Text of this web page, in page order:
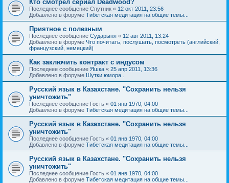
Кто смотрел сериал Deadwood?
Последнее сообщение Спутник « 12 окт 2011, 23:56
Добавлено в форуме Тибетская медитация на общие темы...
Приятное с полезным
Последнее сообщение Сударыня « 12 авг 2011, 13:24
Добавлено в форуме Что почитать, послушать, посмотреть (английский,
французский, немецкий)
Как заключить контракт с индусом
Последнее сообщение Яшка « 25 апр 2011, 13:36
Добавлено в форуме Шутки юмора...
Русский язык в Казахстане. "Сохранить нельзя
уничтожить"
Последнее сообщение Гость « 01 янв 1970, 04:00
Добавлено в форуме Тибетская медитация на общие темы...
Русский язык в Казахстане. "Сохранить нельзя
уничтожить"
Последнее сообщение Гость « 01 янв 1970, 04:00
Добавлено в форуме Тибетская медитация на общие темы...
Русский язык в Казахстане. "Сохранить нельзя
уничтожить"
Последнее сообщение Гость « 01 янв 1970, 04:00
Добавлено в форуме Тибетская медитация на общие темы...